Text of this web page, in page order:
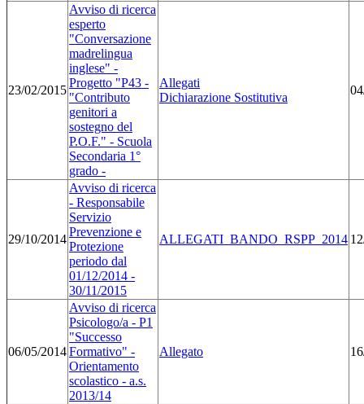
23/02/2015
Avviso di ricerca
esperto
"Conversazione
madrelingua
inglese" -
Progetto "P43 -
"Contributo
genitori a
sostegno del
P.O.F." - Scuola
Secondaria 1°
grado -
Allegati
Dichiarazione Sostitutiva
29/10/2014
Avviso di ricerca
- Responsabile
Servizio
Prevenzione e
Protezione
periodo dal
01/12/2014 -
30/11/2015
ALLEGATI_BANDO_RSPP_2014
06/05/2014
Avviso di ricerca
Psicologo/a - P1
"Successo
Formativo" -
Orientamento
scolastico - a.s.
2013/14
Allegato